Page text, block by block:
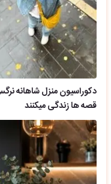
دکوراسیون منزل شاهانه
قصه ها زندگی میکنند